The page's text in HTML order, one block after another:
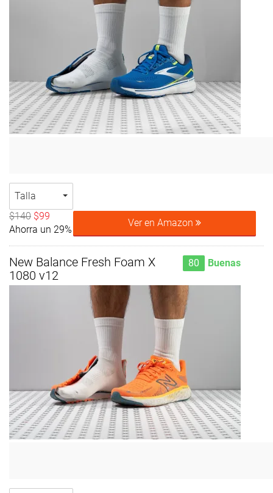
Talla
$140 $99
Ahorra un 29%
Ver en Amazon
New Balance Fresh Foam X
1080 v12
80 Buenas